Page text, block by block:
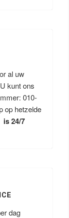
al uw
kunt ons
010-
op hetzelde
is 24/7
dag